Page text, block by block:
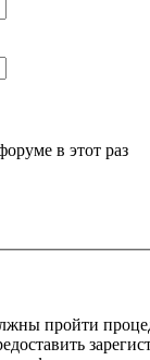
в этот раз
пройти